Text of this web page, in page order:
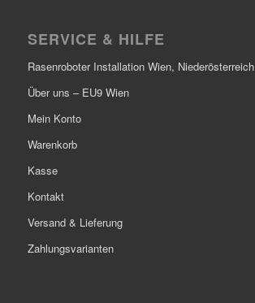
SERVICE & HILFE
Rasenroboter Installation Wien, Niederösterreich
Über uns – EU9 Wien
Mein Konto
Warenkorb
Kasse
Kontakt
Versand & Lieferung
Zahlungsvarianten